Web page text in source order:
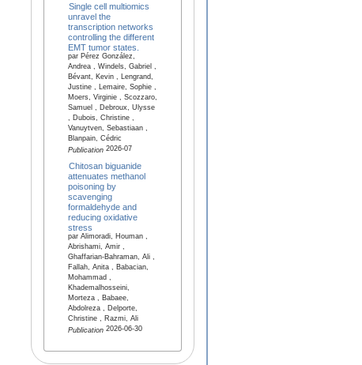
Single cell multiomics
unravel the
transcription networks
controlling the different
EMT tumor states.
par Pérez González,
Andrea , Windels, Gabriel ,
Bévant, Kevin , Lengrand,
Justine , Lemaire, Sophie ,
Moers, Virginie , Scozzaro,
Samuel , Debroux, Ulysse
, Dubois, Christine ,
Vanuytven, Sebastiaan ,
Blanpain, Cédric
Publication2026-07
Chitosan biguanide
attenuates methanol
poisoning by
scavenging
formaldehyde and
reducing oxidative
stress
par Alimoradi, Houman ,
Abrishami, Amir ,
Ghaffarian-Bahraman, Ali ,
Fallah, Anita , Babacian,
Mohammad ,
Khademalhosseini,
Morteza , Babaee,
Abdolreza , Delporte,
Christine , Razmi, Ali
Publication2026-06-30